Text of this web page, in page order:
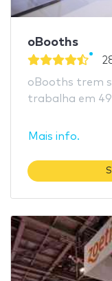
oBooths
oBooths trem
trabalha em
Mais info.